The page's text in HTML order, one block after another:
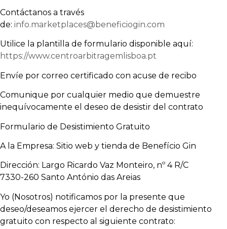
Contáctanos a través
de: info.marketplaces@beneficiogin.com
Utilice la plantilla de formulario disponible aquí:
https://www.centroarbitragemlisboa.pt
Envíe por correo certificado con acuse de recibo
Comunique por cualquier medio que demuestre
inequívocamente el deseo de desistir del contrato
Formulario de Desistimiento Gratuito
A la Empresa: Sitio web y tienda de Benefício Gin
Dirección: Largo Ricardo Vaz Monteiro, nº 4 R/C
7330-260 Santo António das Areias
Yo (Nosotros) notificamos por la presente que
deseo/deseamos ejercer el derecho de desistimiento
gratuito con respecto al siguiente contrato: